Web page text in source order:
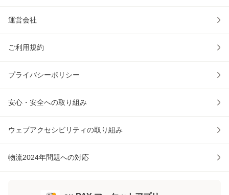
運営会社
ご利用規約
プライバシーポリシー
安心・安全への取り組み
ウェブアクセシビリティの取り組み
物流2024年問題への対応